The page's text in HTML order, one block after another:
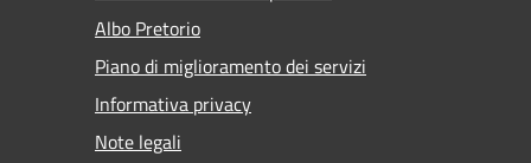
Albo Pretorio
Piano di miglioramento dei servizi
Informativa privacy
Note legali